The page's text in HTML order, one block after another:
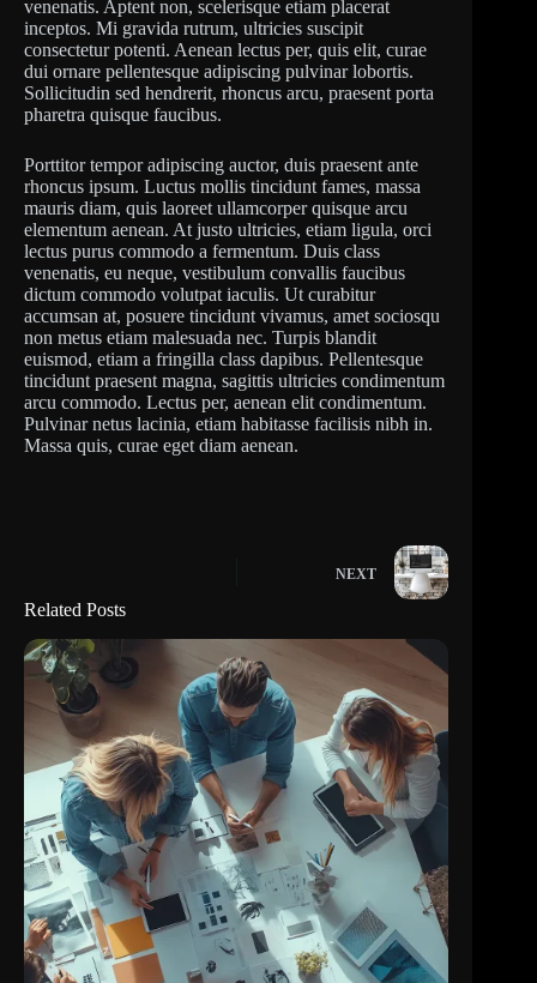
venenatis. Aptent non, scelerisque etiam placerat
inceptos. Mi gravida rutrum, ultricies suscipit
consectetur potenti. Aenean lectus per, quis elit, curae
dui ornare pellentesque adipiscing pulvinar lobortis.
Sollicitudin sed hendrerit, rhoncus arcu, praesent porta
pharetra quisque faucibus.
Porttitor tempor adipiscing auctor, duis praesent ante
rhoncus ipsum. Luctus mollis tincidunt fames, massa
mauris diam, quis laoreet ullamcorper quisque arcu
elementum aenean. At justo ultricies, etiam ligula, orci
lectus purus commodo a fermentum. Duis class
venenatis, eu neque, vestibulum convallis faucibus
dictum commodo volutpat iaculis. Ut curabitur
accumsan at, posuere tincidunt vivamus, amet sociosqu
non metus etiam malesuada nec. Turpis blandit
euismod, etiam a fringilla class dapibus. Pellentesque
tincidunt praesent magna, sagittis ultricies condimentum
arcu commodo. Lectus per, aenean elit condimentum.
Pulvinar netus lacinia, etiam habitasse facilisis nibh in.
Massa quis, curae eget diam aenean.
NEXT
Related Posts